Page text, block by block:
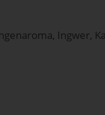
Ingwer,